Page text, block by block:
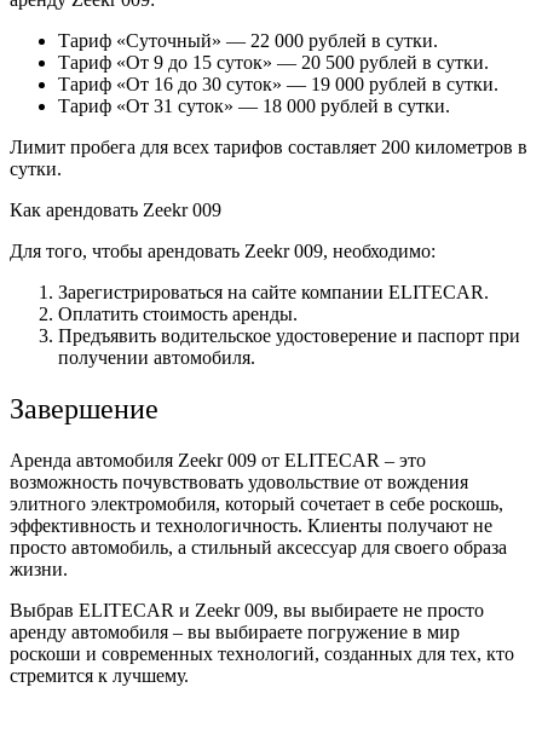
Тариф «Суточный» — 22 000 рублей в сутки.
Тариф «От 9 до 15 суток» — 20 500 рублей в сутки.
Тариф «От 16 до 30 суток» — 19 000 рублей в сутки.
Тариф «От 31 суток» — 18 000 рублей в сутки.
Лимит пробега для всех тарифов составляет 200 километров в
сутки.
Как арендовать Zeekr 009
Для того, чтобы арендовать Zeekr 009, необходимо:
Зарегистрироваться на сайте компании ELITECAR.
Оплатить стоимость аренды.
Предъявить водительское удостоверение и паспорт при
получении автомобиля.
Завершение
Аренда автомобиля Zeekr 009 от ELITECAR – это
возможность почувствовать удовольствие от вождения
элитного электромобиля, который сочетает в себе роскошь,
эффективность и технологичность. Клиенты получают не
просто автомобиль, а стильный аксессуар для своего образа
жизни.
Выбрав ELITECAR и Zeekr 009, вы выбираете не просто
аренду автомобиля – вы выбираете погружение в мир
роскоши и современных технологий, созданных для тех, кто
стремится к лучшему.